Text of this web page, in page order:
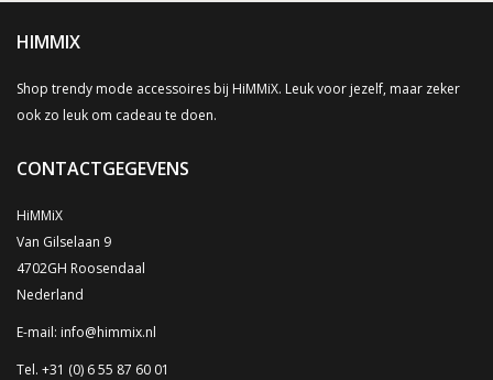
HIMMIX
Shop trendy mode accessoires bij HiMMiX. Leuk voor jezelf, maar zeker
ook zo leuk om cadeau te doen.
CONTACTGEGEVENS
HiMMiX
Van Gilselaan 9
4702GH Roosendaal
Nederland
E-mail: info@himmix.nl
Tel. +31 (0) 6 55 87 60 01